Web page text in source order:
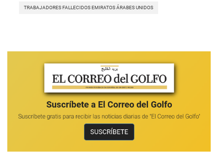
TRABAJADORES FALLECIDOS EMIRATOS ÁRABES UNIDOS